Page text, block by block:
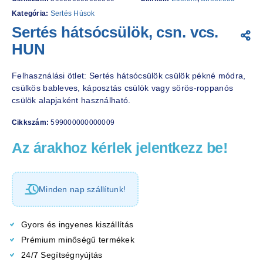
Kategória: Sertés Húsok
Sertés hátsócsülök, csn. vcs.
HUN
Felhasználási ötlet: Sertés hátsócsülök csülök pékné módra,
csülkös bableves, káposztás csülök vagy sörös-roppanós
csülök alapjaként használható.
Cikkszám:599000000000009
Az árakhoz kérlek jelentkezz be!
Minden nap szállítunk!
Gyors és ingyenes kiszállítás
Prémium minőségű termékek
24/7 Segítségnyújtás